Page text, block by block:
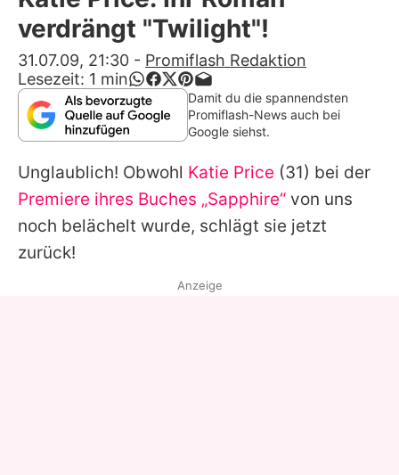
Alle Themen auf Promiflash
Jobs
App runterladen
Team
Redaktionelle Richtlinien
Impressum
Datenschutzerklärung
Nutzungsbedingungen
verdrängt "Twilight"!
31.07.09, 21:30 - Promiflash Redaktion
Lesezeit: 1 min
Damit du die spannendsten
Promiflash-News auch bei
Google siehst.
Unglaublich! Obwohl Katie Price (31) bei der
Premiere ihres Buches „Sapphire“ von uns
noch belächelt wurde, schlägt sie jetzt
zurück!
Anzeige